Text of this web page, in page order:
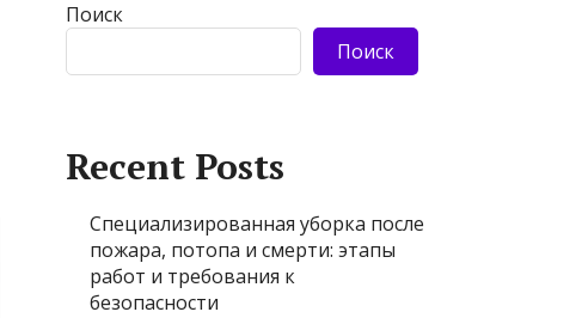
Поиск
Поиск
Recent Posts
Специализированная уборка после
пожара, потопа и смерти: этапы
работ и требования к
безопасности